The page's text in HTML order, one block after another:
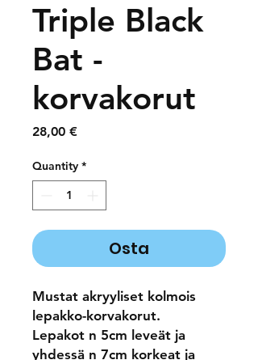
Triple Black
Bat -
korvakorut
28,00 €Price
Quantity *
Osta
Mustat akryyliset kolmois
lepakko-korvakorut.
Lepakot n 5cm leveät ja
yhdessä n 7cm korkeat ja